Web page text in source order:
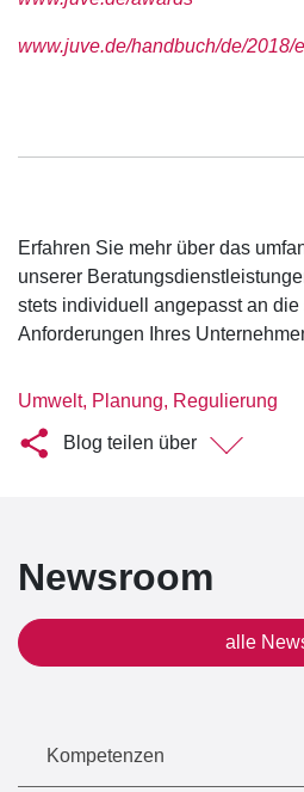
www.juve.de/handbuch/de/2018/
Erfahren Sie mehr über das
unserer
stets individuell angepasst an
Anforderungen Ihres
Umwelt, Planung, Regulierung
Blog teilen über
Newsroom
alle
Kompetenzen